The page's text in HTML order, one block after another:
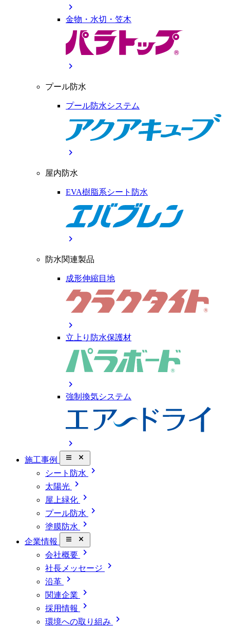
chevron_right
金物・水切・笠木
chevron_right
プール防水
プール防水システム
chevron_right
屋内防水
EVA樹脂系シート防水
chevron_right
防水関連製品
成形伸縮目地
chevron_right
立上り防水保護材
chevron_right
強制換気システム
chevron_right
施工事例 close_small
シート防水 chevron_right
太陽光 chevron_right
屋上緑化 chevron_right
プール防水 chevron_right
塗膜防水 chevron_right
企業情報 close_small
会社概要 chevron_right
社長メッセージ chevron_right
沿革 chevron_right
関連企業 chevron_right
採用情報 chevron_right
環境への取り組み chevron_right